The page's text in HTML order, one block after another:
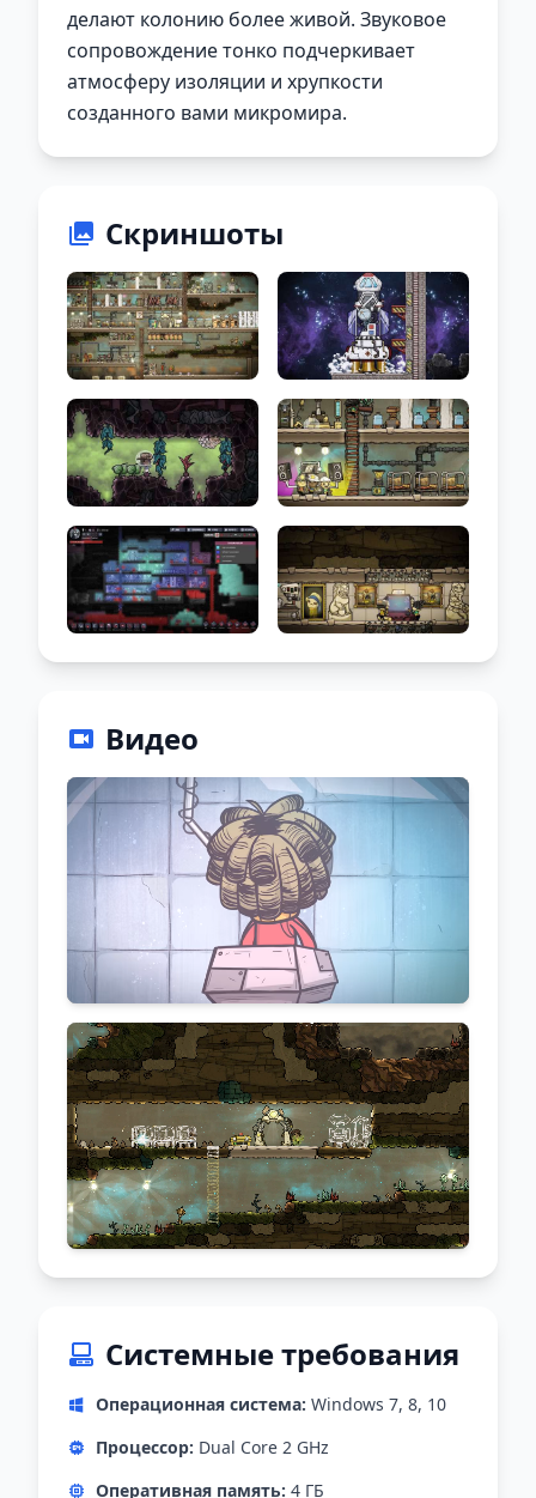
делают колонию более живой. Звуковое
сопровождение тонко подчеркивает
атмосферу изоляции и хрупкости
созданного вами микромира.
Скриншоты
Видео
Системные требования
Операционная система: Windows 7, 8, 10
Процессор: Dual Core 2 GHz
Оперативная память: 4 ГБ